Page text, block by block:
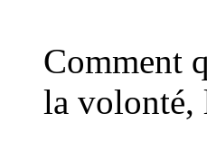
Comment
la volonté,